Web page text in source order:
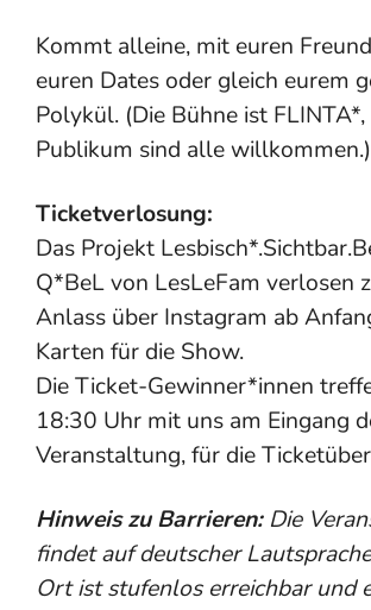
Kommt alleine, mit euren
euren Dates oder gleich eurem
Polykül. (Die Bühne ist FLINTA*,
Publikum sind alle willkommen.)
Ticketverlosung:
Das Projekt
Q*BeL von LesLeFam verlosen
Anlass über Instagram ab
Karten für die Show.
Die Ticket-Gewinner*innen
18:30 Uhr mit uns am Eingang
Veranstaltung, für die
Hinweis zu Barrieren:Die
findet auf deutscher
Ort ist stufenlos erreichbar und